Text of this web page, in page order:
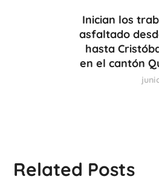
Inician los
asfaltado
hasta
en el cantón
Related Posts